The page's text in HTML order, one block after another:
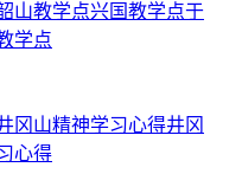
山教学点兴国教学点于
学点
冈山精神学习心得井冈
心得